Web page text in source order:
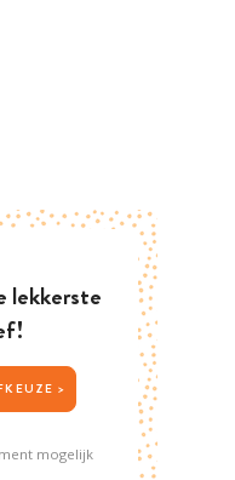
lekkerste
JOUW NIEUWSBRIEFKEUZE >
mogelijk